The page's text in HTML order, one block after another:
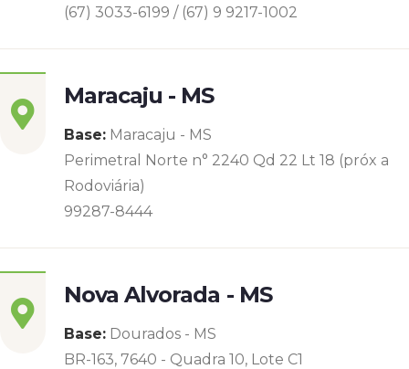
(67) 3033-6199 / (67) 9 9217-1002
Maracaju - MS
Base: Maracaju - MS
Perimetral Norte n° 2240 Qd 22 Lt 18 (próx a
Rodoviária)
99287-8444
Nova Alvorada - MS
Base: Dourados - MS
BR-163, 7640 - Quadra 10, Lote C1